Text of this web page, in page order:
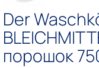
Der
порошок